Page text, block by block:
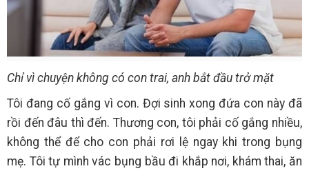
Chỉ vì chuyện không có con trai, anh bắt đầu trở mặt
Tôi đang cố gắng vì con. Đợi sinh xong đứa con này đã
rồi đến đâu thì đến. Thương con, tôi phải cố gắng nhiều,
không thể để cho con phải rơi lệ ngay khi trong bụng
mẹ. Tôi tự mình vác bụng bầu đi khắp nơi, khám thai, ăn